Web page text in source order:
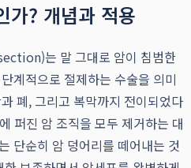
가? 개념과 적용
는 말 그대로 암이 침범한
계적으로 절제하는 수술을 의미
폐, 그리고 복막까지 전이되었다
퍼진 암 조직을 모두 제거하는 대
단순히 암 덩어리를 떼어내는 것